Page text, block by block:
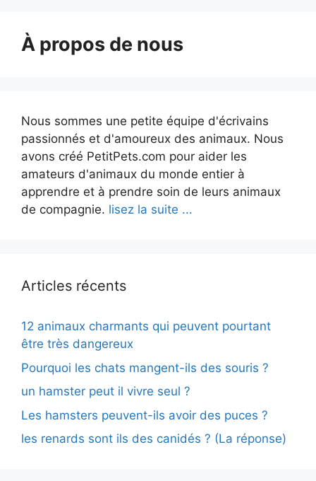
À propos de nous
Nous sommes une petite équipe d'écrivains
passionnés et d'amoureux des animaux. Nous
avons créé PetitPets.com pour aider les
amateurs d'animaux du monde entier à
apprendre et à prendre soin de leurs animaux
de compagnie. lisez la suite ...
Articles récents
12 animaux charmants qui peuvent pourtant
être très dangereux
Pourquoi les chats mangent-ils des souris ?
un hamster peut il vivre seul ?
Les hamsters peuvent-ils avoir des puces ?
les renards sont ils des canidés ? (La réponse)